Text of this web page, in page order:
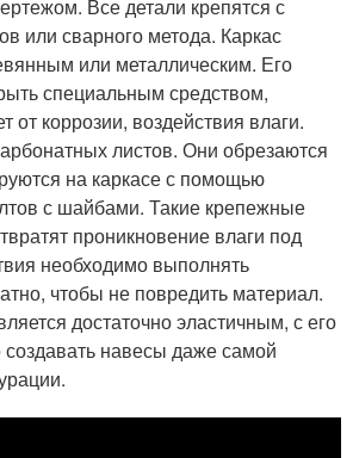
Все детали крепятся с
или сварного метода. Каркас
или металлическим. Его
специальным средством,
от коррозии, воздействия влаги.
листов. Они обрезаются
на каркасе с помощью
с шайбами. Такие крепежные
проникновение влаги под
необходимо выполнять
чтобы не повредить материал.
достаточно эластичным, с его
навесы даже самой